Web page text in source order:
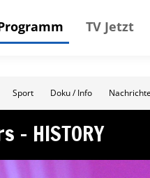
TV Jetzt
Sport Doku / Info
HISTORY